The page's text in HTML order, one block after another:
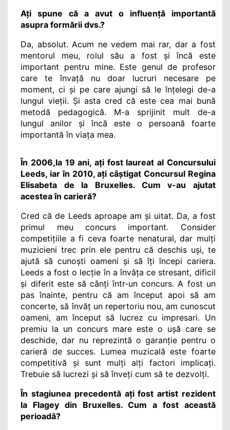
Ați spune că a avut o influență importantă
asupra formării dvs.?
Da, absolut. Acum ne vedem mai rar, dar a fost
mentorul meu, rolul său a fost și încă este
important pentru mine. Este genul de profesor
care te învață nu doar lucruri necesare pe
moment, ci și pe care ajungi să le înțelegi de-a
lungul vieții. Și asta cred că este cea mai bună
metodă pedagogică. M-a sprijinit mult de-a
lungul anilor și încă este o persoană foarte
importantă în viața mea.
În 2006,la 19 ani, ați fost laureat al Concursului
Leeds, iar în 2010, ați câștigat Concursul Regina
Elisabeta de la Bruxelles. Cum v-au ajutat
acestea în carieră?
Cred că de Leeds aproape am și uitat. Da, a fost
primul meu concurs important. Consider
competițiile a fi ceva foarte nenatural, dar mulți
muzicieni trec prin ele pentru că deschis uși, te
ajută să cunoști oameni și să îți începi cariera.
Leeds a fost o lecție în a învăța ce stresant, dificil
și diferit este să cânți într-un concurs. A fost un
pas înainte, pentru că am început apoi să am
concerte, să învăț un repertoriu nou, am cunoscut
oameni, am început să lucrez cu impresari. Un
premiu la un concurs mare este o ușă care se
deschide, dar nu reprezintă o garanție pentru o
carieră de succes. Lumea muzicală este foarte
competitivă și sunt mulți alți factori implicați.
Trebuie să lucrezi și să înveți cum să te dezvolți.
În stagiunea precedentă ați fost artist rezident
la Flagey din Bruxelles. Cum a fost această
perioadă?